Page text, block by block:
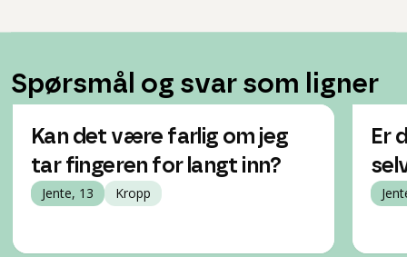
Spørsmål og svar som ligner
Kan det være farlig om jeg
tar fingeren for langt inn?
Jente, 13 Kropp
Er